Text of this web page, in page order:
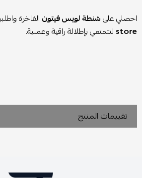
احصلي علىشنطة لويس فيتون الفاخرة
store لتتمتعي بإطلالة راقية وعملية.
تقييمات المنتج